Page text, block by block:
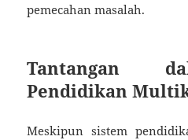
pemecahan masalah.
Tantangan
Pendidikan
Meskipun sistem